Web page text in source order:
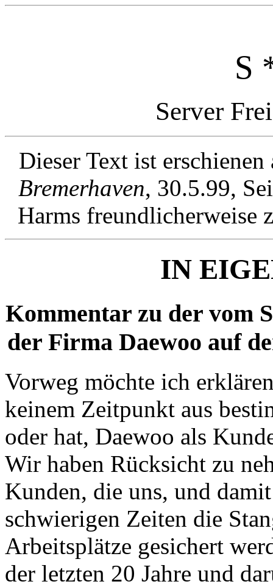
S
Server
Dieser Text ist
Bremerhaven, 30.5.99,
Harms freundlicherweise
IN
Kommentar zu der vom
der Firma Daewoo auf
Vorweg möchte ich
keinem Zeitpunkt aus
oder hat, Daewoo als
Wir haben Rücksicht zu
Kunden, die uns, und
schwierigen Zeiten die
Arbeitsplätze gesichert
der letzten 20 Jahre und